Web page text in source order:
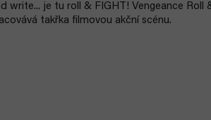
write... je tu roll & FIGHT! Vengeance Roll
takřka filmovou akční scénu.